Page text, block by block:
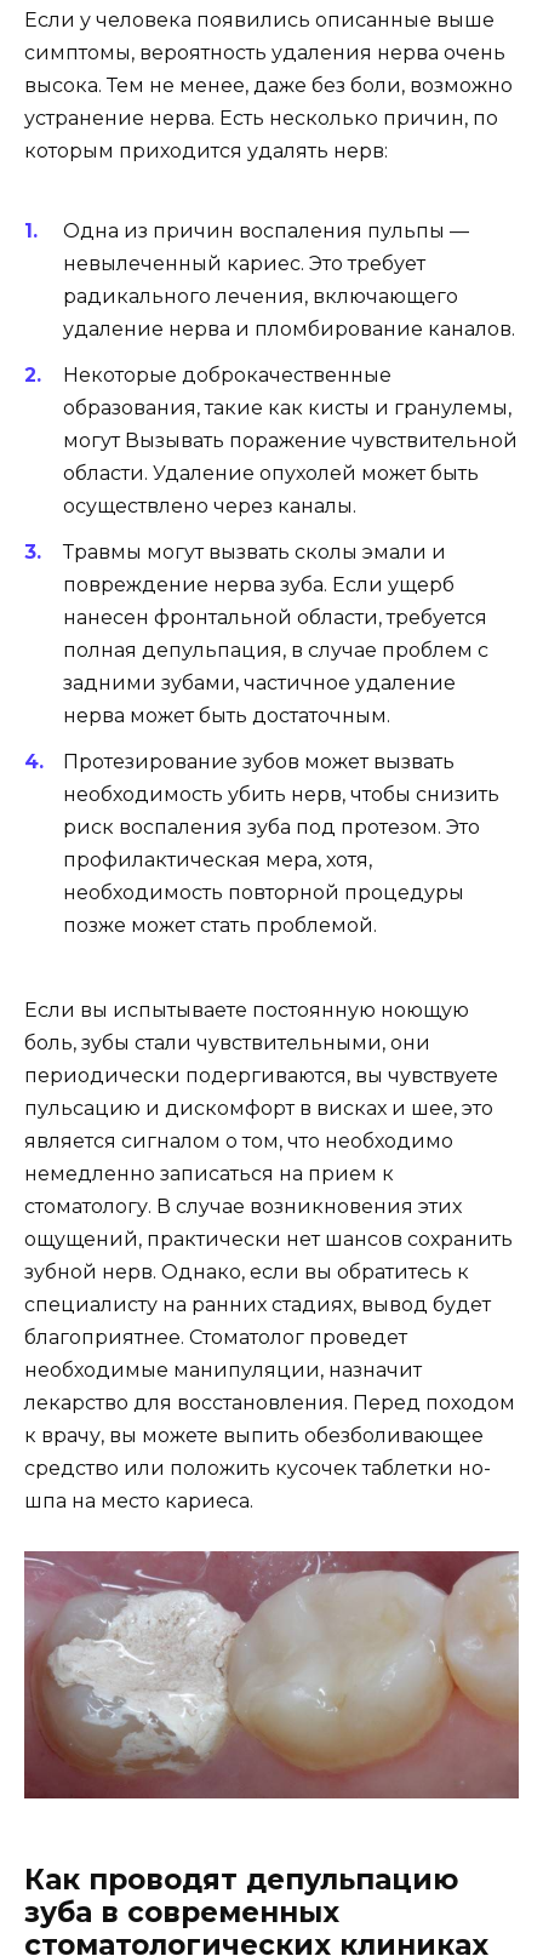
Если у человека появились описанные выше
симптомы, вероятность удаления нерва очень
высока. Тем не менее, даже без боли, возможно
устранение нерва. Есть несколько причин, по
которым приходится удалять нерв:
Одна из причин воспаления пульпы —
невылеченный кариес. Это требует
радикального лечения, включающего
удаление нерва и пломбирование каналов.
Некоторые доброкачественные
образования, такие как кисты и гранулемы,
могут Вызывать поражение чувствительной
области. Удаление опухолей может быть
осуществлено через каналы.
Травмы могут вызвать сколы эмали и
повреждение нерва зуба. Если ущерб
нанесен фронтальной области, требуется
полная депульпация, в случае проблем с
задними зубами, частичное удаление
нерва может быть достаточным.
Протезирование зубов может вызвать
необходимость убить нерв, чтобы снизить
риск воспаления зуба под протезом. Это
профилактическая мера, хотя,
необходимость повторной процедуры
позже может стать проблемой.
Если вы испытываете постоянную ноющую
боль, зубы стали чувствительными, они
периодически подергиваются, вы чувствуете
пульсацию и дискомфорт в висках и шее, это
является сигналом о том, что необходимо
немедленно записаться на прием к
стоматологу. В случае возникновения этих
ощущений, практически нет шансов сохранить
зубной нерв. Однако, если вы обратитесь к
специалисту на ранних стадиях, вывод будет
благоприятнее. Стоматолог проведет
необходимые манипуляции, назначит
лекарство для восстановления. Перед походом
к врачу, вы можете выпить обезболивающее
средство или положить кусочек таблетки но-
шпа на место кариеса.
Как проводят депульпацию
зуба в современных
стоматологических клиниках